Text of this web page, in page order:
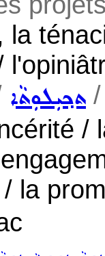
la
ܬܟ݂ܝܼܠܘܼܬܵܐ
/
la